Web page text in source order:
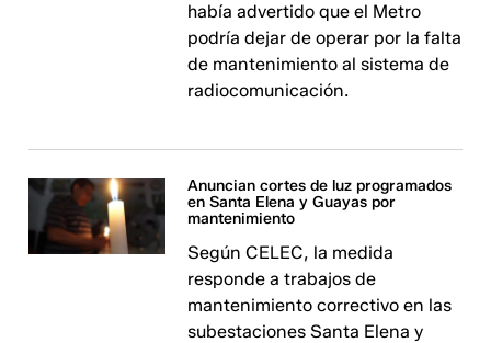
había advertido que el Metro
podría dejar de operar por la falta
de mantenimiento al sistema de
radiocomunicación.
Anuncian cortes de luz programados
en Santa Elena y Guayas por
mantenimiento
Según CELEC, la medida
responde a trabajos de
mantenimiento correctivo en las
subestaciones Santa Elena y